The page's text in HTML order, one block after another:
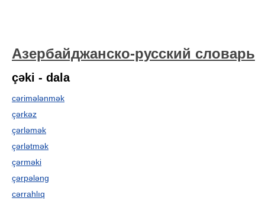
Азербайджанско-русский словарь
çəki - dala
cərimələnmək
çərkəz
çərləmək
çərlətmək
çərməki
çərpələng
cərrahlıq